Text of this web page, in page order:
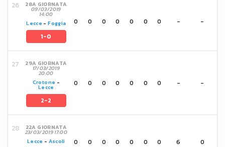
28A GIORNATA
09/03/2019
14:00
Lecce -Foggia
1-0
0 0 0 0 0 0 0 - -
29A GIORNATA
17/03/2019
20:00
Crotone -
Lecce
2-2
0 0 0 0 0 0 0 - -
22A GIORNATA
23/03/2019 17:00
Lecce - Ascoli 0 0 0 0 0 0 0 6 0